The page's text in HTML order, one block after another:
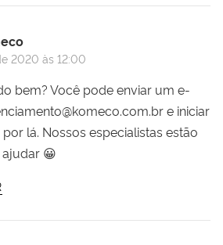
2020 às 12:00
bem? Você pode enviar um e-
e iniciar
lá. Nossos especialistas estão
😀